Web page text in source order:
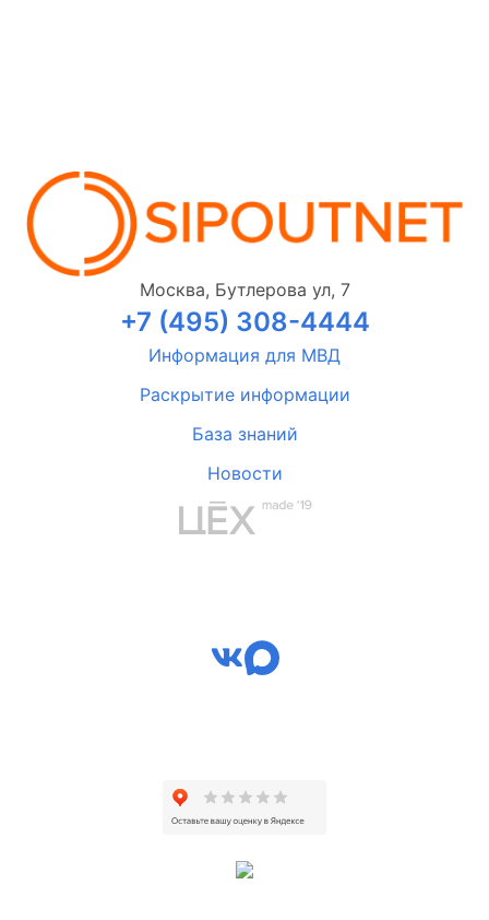
Москва, Бутлерова ул, 7
+7 (495) 308-4444
Информация для МВД
Раскрытие информации
База знаний
Новости